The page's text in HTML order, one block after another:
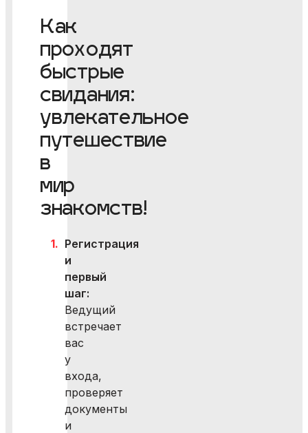
Как
проходят
быстрые
свидания:
увлекательное
путешествие
в
мир
знакомств!
Регистрация
и
первый
шаг:
Ведущий
встречает
вас
у
входа,
проверяет
документы
и